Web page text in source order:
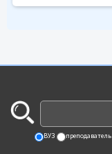
ВУЗ преподаватель